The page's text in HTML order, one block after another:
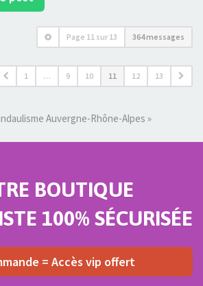
Page 11 sur 13 364 messages
1 … 9 10 11 12 13
Auvergne-Rhône-Alpes »
BOUTIQUE
100% SÉCURISÉE
= Accès vip offert